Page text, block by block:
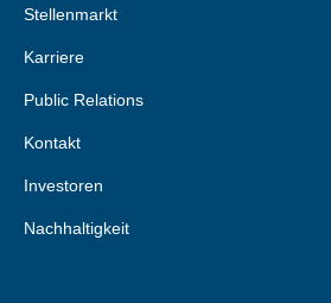
Stellenmarkt
Karriere
Public Relations
Kontakt
Investoren
Nachhaltigkeit